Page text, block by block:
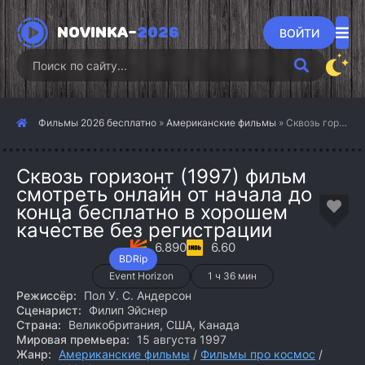
NOVINKA-2026 ВОЙТИ
Фильмы 2026 бесплатно » Американские фильмы » Сквозь горизонт (1997)
Сквозь горизонт (1997) фильм
смотреть онлайн от начала до
конца бесплатно в хорошем
качестве без регистрации
BDRip
6.890 6.60
Event Horizon 1 ч 36 мин
Режиссёр:
Пол У. С. Андерсон
Сценарист:
Филип Эйснер
Страна:
Великобритания, США, Канада
Мировая премьера:
15 августа 1997
Жанр:
Американские фильмы / Фильмы про космос /